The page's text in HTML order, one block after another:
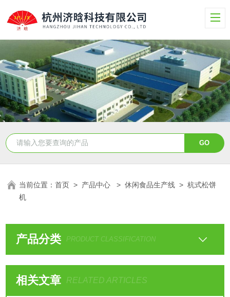
当前位置：首页 > 产品中心 >休闲食品生产线 >杭式松饼
机
产品分类 PRODUCT CLASSIFICATION
相关文章 RELATED ARTICLES